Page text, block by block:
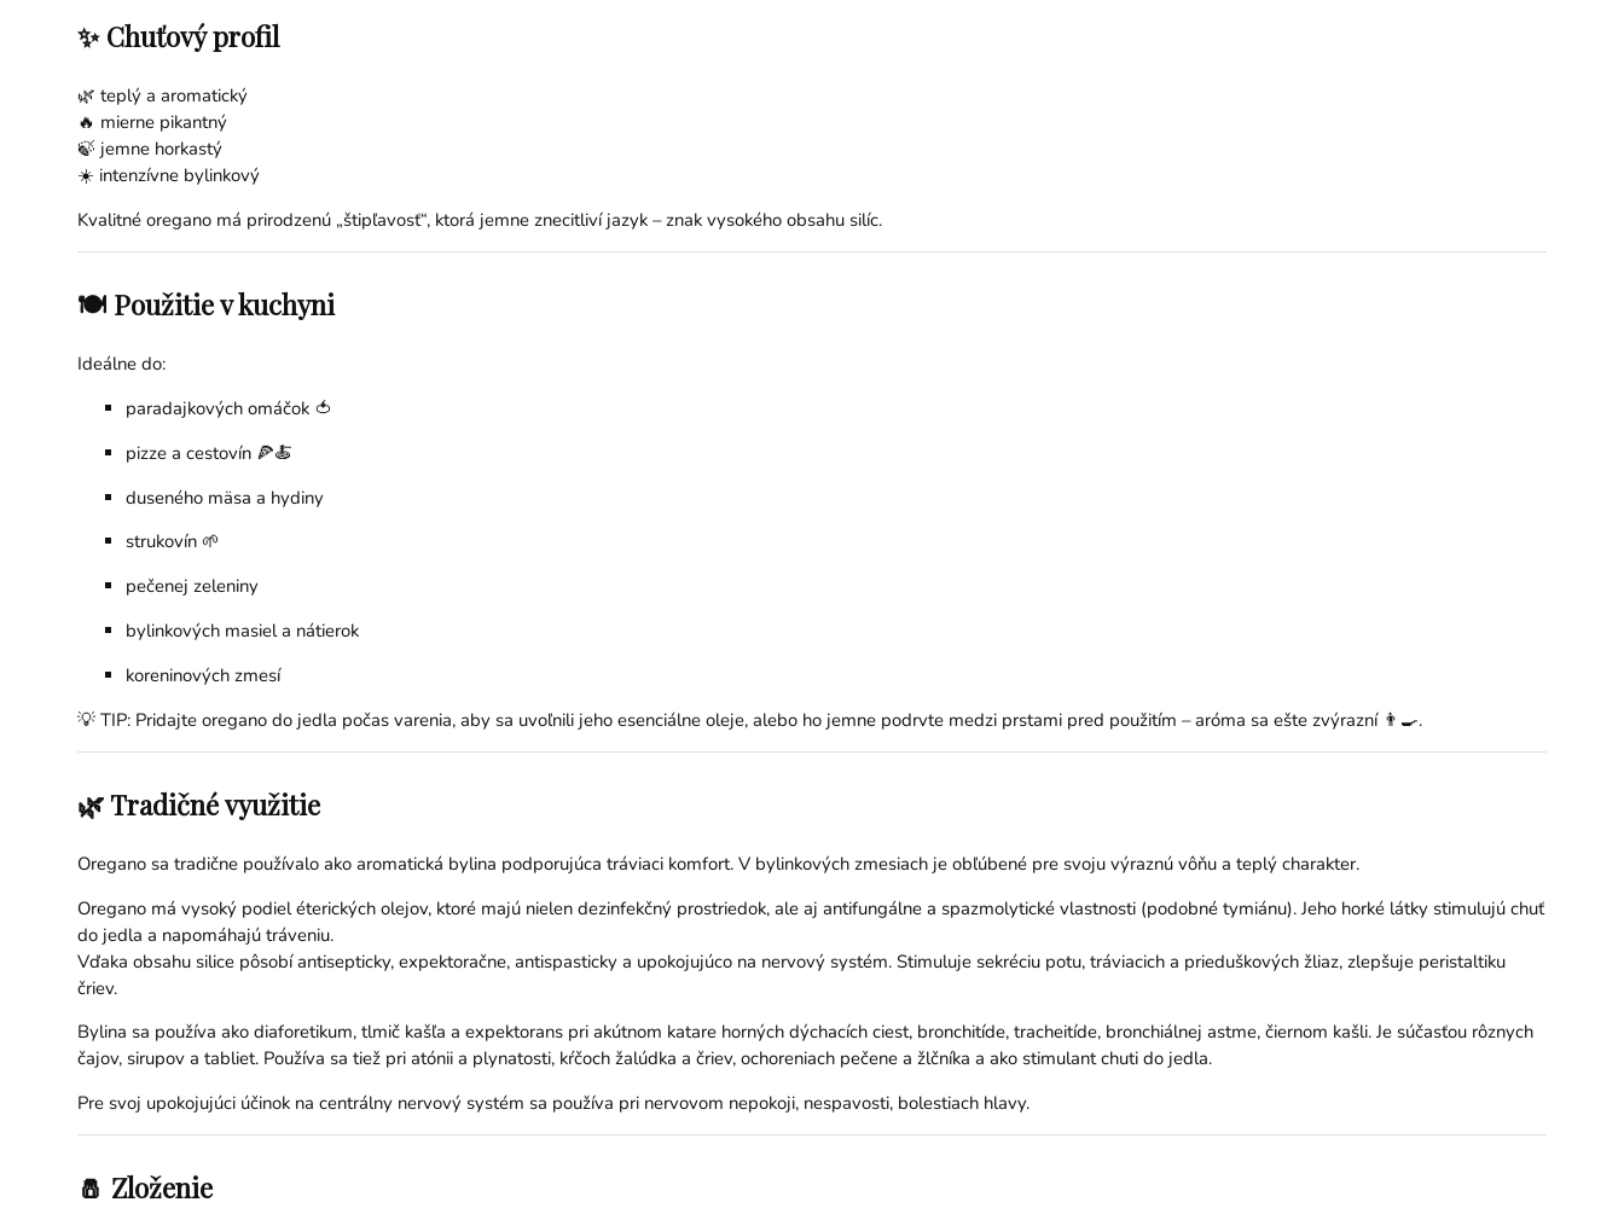
✨ Chuťový profil
🌿 teplý a aromatický
🔥 mierne pikantný
🍃 jemne horkastý
☀️ intenzívne bylinkový
Kvalitné oregano má prirodzenú „štipľavosť“, ktorá jemne znecitliví jazyk – znak vysokého obsahu silíc.
🍽 Použitie v kuchyni
Ideálne do:
paradajkových omáčok 🍅
pizze a cestovín 🍕🍝
duseného mäsa a hydiny
strukovín 🌱
pečenej zeleniny
bylinkových masiel a nátierok
koreninových zmesí
💡 TIP: Pridajte oregano do jedla počas varenia, aby sa uvoľnili jeho esenciálne oleje, alebo ho jemne podrvte medzi prstami pred použitím – aróma sa ešte zvýrazní 👨‍🍳.
🌿 Tradičné využitie
Oregano sa tradične používalo ako aromatická bylina podporujúca tráviaci komfort. V bylinkových zmesiach je obľúbené pre svoju výraznú vôňu a teplý charakter.
Oregano má vysoký podiel éterických olejov, ktoré majú nielen dezinfekčný prostriedok, ale aj antifungálne a spazmolytické vlastnosti (podobné tymiánu). Jeho horké látky stimulujú chuť
do jedla a napomáhajú tráveniu.
Vďaka obsahu silice pôsobí antisepticky, expektoračne, antispasticky a upokojujúco na nervový systém. Stimuluje sekréciu potu, tráviacich a prieduškových žliaz, zlepšuje peristaltiku
čriev.
Bylina sa používa ako diaforetikum, tlmič kašľa a expektorans pri akútnom katare horných dýchacích ciest, bronchitíde, tracheitíde, bronchiálnej astme, čiernom kašli. Je súčasťou rôznych
čajov, sirupov a tabliet. Používa sa tiež pri atónii a plynatosti, kŕčoch žalúdka a čriev, ochoreniach pečene a žlčníka a ako stimulant chuti do jedla.
Pre svoj upokojujúci účinok na centrálny nervový systém sa používa pri nervovom nepokoji, nespavosti, bolestiach hlavy.
🧂 Zloženie